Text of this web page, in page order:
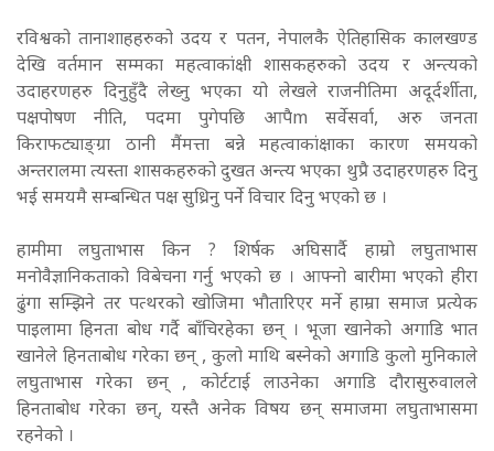
रविश्वको तानाशाहहरुको उदय र पतन, नेपालकै ऐतिहासिक कालखण्ड
देखि वर्तमान सम्मका महत्वाकांक्षी शासकहरुको उदय र अन्त्यको
उदाहरणहरु दिनुहुँदै लेख्नु भएका यो लेखले राजनीतिमा अदूर्दर्शीता,
पक्षपोषण नीति, पदमा पुगेपछि आपैm सर्वेसर्वा, अरु जनता
किराफट्याङ्ग्रा ठानी मैंमत्ता बन्ने महत्वाकांक्षाका कारण समयको
अन्तरालमा त्यस्ता शासकहरुको दुखत अन्त्य भएका थुप्रै उदाहरणहरु दिनु
भई समयमै सम्बन्धित पक्ष सुध्रिनु पर्ने विचार दिनु भएको छ ।
हामीमा लघुताभास किन ? शिर्षक अघिसार्दै हाम्रो लघुताभास
मनोवैज्ञानिकताको विबेचना गर्नु भएको छ । आफ्नो बारीमा भएको हीरा
ढुंगा सम्झिने तर पत्थरको खोजिमा भौतारिएर मर्ने हाम्रा समाज प्रत्येक
पाइलामा हिनता बोध गर्दै बाँचिरहेका छन् । भूजा खानेको अगाडि भात
खानेले हिनताबोध गरेका छन् , कुलो माथि बस्नेको अगाडि कुलो मुनिकाले
लघुताभास गरेका छन् , कोर्टटाई लाउनेका अगाडि दौरासुरुवालले
हिनताबोध गरेका छन्, यस्तै अनेक विषय छन् समाजमा लघुताभासमा
रहनेको ।